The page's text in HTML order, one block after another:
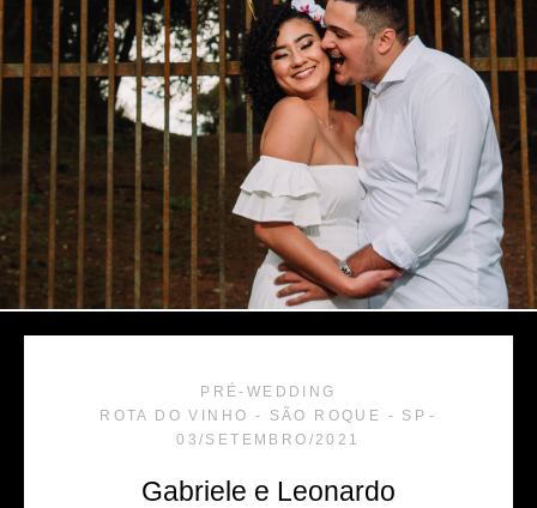
PRÉ-WEDDING
ROTA DO VINHO - SÃO ROQUE - SP
03/SETEMBRO/2021
Gabriele e Leonardo